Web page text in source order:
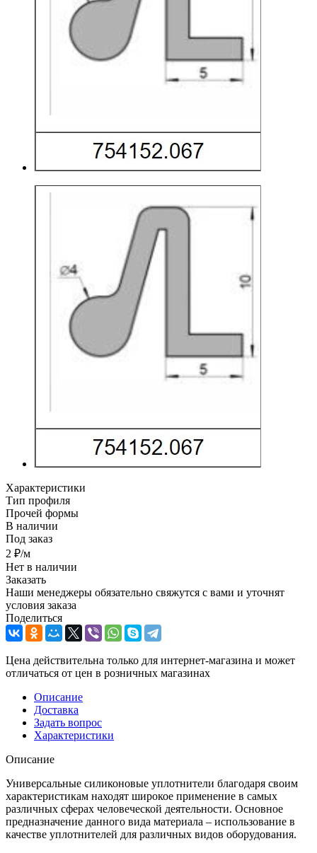
Характеристики
Тип профиля
Прочей формы
В наличии
Под заказ
2 ₽/м
Нет в наличии
Заказать
Наши менеджеры обязательно свяжутся с вами и уточнят
условия заказа
Поделиться
Цена действительна только для интернет-магазина и может
отличаться от цен в розничных магазинах
Описание
Доставка
Задать вопрос
Характеристики
Описание
Универсальные силиконовые уплотнители благодаря своим
характеристикам находят широкое применение в самых
различных сферах человеческой деятельности. Основное
предназначение данного вида материала – использование в
качестве уплотнителей для различных видов оборудования.